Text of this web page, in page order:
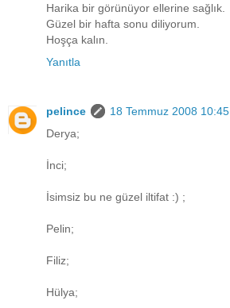
Harika bir görünüyor ellerine sağlık.
Güzel bir hafta sonu diliyorum.
Hoşça kalın.
Yanıtla
pelince
18 Temmuz 2008 10:45
Derya;
İnci;
İsimsiz bu ne güzel iltifat :) ;
Pelin;
Filiz;
Hülya;